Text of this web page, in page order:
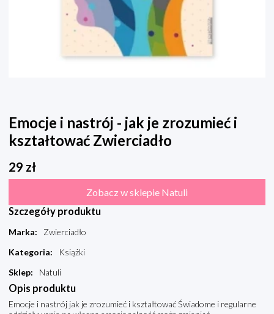
Emocje i nastrój - jak je zrozumieć i
kształtować Zwierciadło
29 zł
Zobacz w sklepie Natuli
Szczegóły produktu
Marka:
Zwierciadło
Kategoria:
Książki
Sklep: Natuli
Opis produktu
Emocje i nastrój jak je zrozumieć i kształtować Świadome i regularne